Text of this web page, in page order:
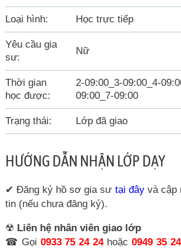
Loại hình: Học trực tiếp
Yêu cầu gia
sư:
Nữ
Thời gian
học được:
2-09:00_3-09:00_4-
09:00_7-09:00
Trạng thái: Lớp đã giao
HƯỚNG DẪN NHẬN LỚP DẠY
✔ Đăng ký hồ sơ gia sư tại đâyvà cập
tin (nếu chưa đăng ký).
☢ Liên hệ nhân viên giao lớp
☎ Gọi 0933 75 24 24hoặc 0949 35